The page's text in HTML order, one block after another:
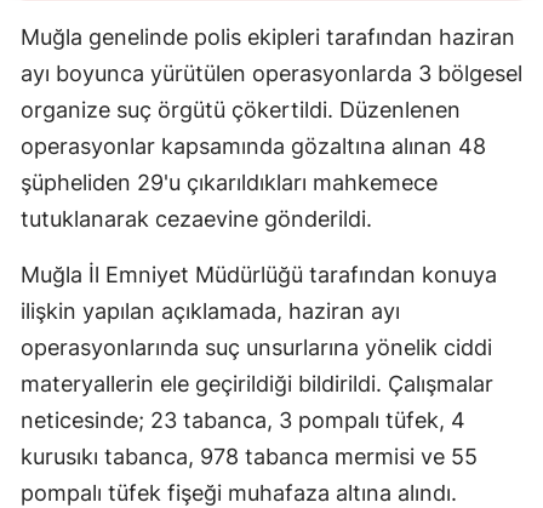
Gaziantep
Giresun
Gümüşhane
Hakkari
Hatay
Isparta
Mersin
İstanbul
İzmir
Kars
Muğla genelinde polis ekipleri tarafından haziran
ayı boyunca yürütülen operasyonlarda 3 bölgesel
organize suç örgütü çökertildi. Düzenlenen
operasyonlar kapsamında gözaltına alınan 48
şüpheliden 29'u çıkarıldıkları mahkemece
tutuklanarak cezaevine gönderildi.
Muğla İl Emniyet Müdürlüğü tarafından konuya
ilişkin yapılan açıklamada, haziran ayı
operasyonlarında suç unsurlarına yönelik ciddi
materyallerin ele geçirildiği bildirildi. Çalışmalar
neticesinde; 23 tabanca, 3 pompalı tüfek, 4
kurusıkı tabanca, 978 tabanca mermisi ve 55
pompalı tüfek fişeği muhafaza altına alındı.